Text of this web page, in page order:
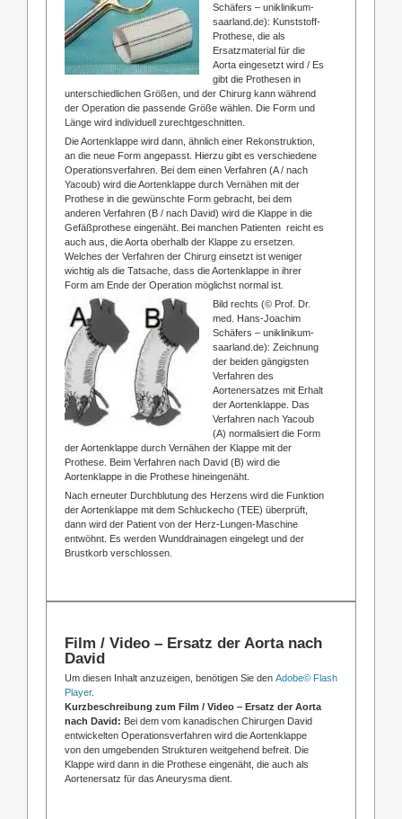
Schäfers – uniklinikum-
saarland.de): Kunststoff-
Prothese, die als
Ersatzmaterial für die
Aorta eingesetzt wird / Es
gibt die Prothesen in
unterschiedlichen Größen, und der Chirurg kann während
der Operation die passende Größe wählen. Die Form und
Länge wird individuell zurechtgeschnitten.
Die Aortenklappe wird dann, ähnlich einer Rekonstruktion,
an die neue Form angepasst. Hierzu gibt es verschiedene
Operationsverfahren. Bei dem einen Verfahren (A / nach
Yacoub) wird die Aortenklappe durch Vernähen mit der
Prothese in die gewünschte Form gebracht, bei dem
anderen Verfahren (B / nach David) wird die Klappe in die
Gefäßprothese eingenäht. Bei manchen Patienten reicht es
auch aus, die Aorta oberhalb der Klappe zu ersetzen.
Welches der Verfahren der Chirurg einsetzt ist weniger
wichtig als die Tatsache, dass die Aortenklappe in ihrer
Form am Ende der Operation möglichst normal ist.
Bild rechts (© Prof. Dr.
med. Hans-Joachim
Schäfers – uniklinikum-
saarland.de): Zeichnung
der beiden gängigsten
Verfahren des
Aortenersatzes mit Erhalt
der Aortenklappe. Das
Verfahren nach Yacoub
(A) normalisiert die Form
der Aortenklappe durch Vernähen der Klappe mit der
Prothese. Beim Verfahren nach David (B) wird die
Aortenklappe in die Prothese hineingenäht.
Nach erneuter Durchblutung des Herzens wird die Funktion
der Aortenklappe mit dem Schluckecho (TEE) überprüft,
dann wird der Patient von der Herz-Lungen-Maschine
entwöhnt. Es werden Wunddrainagen eingelegt und der
Brustkorb verschlossen.
Film / Video – Ersatz der Aorta nach
David
Um diesen Inhalt anzuzeigen, benötigen Sie den Adobe© Flash
Player.
Kurzbeschreibung zum Film / Video – Ersatz der Aorta
nach David: Bei dem vom kanadischen Chirurgen David
entwickelten Operationsverfahren wird die Aortenklappe
von den umgebenden Strukturen weitgehend befreit. Die
Klappe wird dann in die Prothese eingenäht, die auch als
Aortenersatz für das Aneurysma dient.